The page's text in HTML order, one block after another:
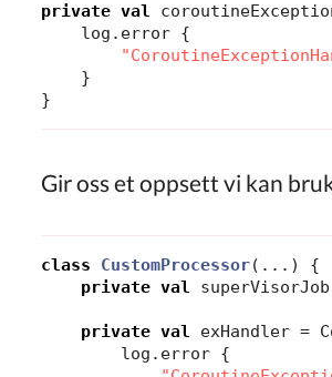
private val
log . error {
}
}
Gir oss et oppsett vi kan
class CustomProcessor(...)
{
private val superVisorJob
private val exHandler =
log . error {